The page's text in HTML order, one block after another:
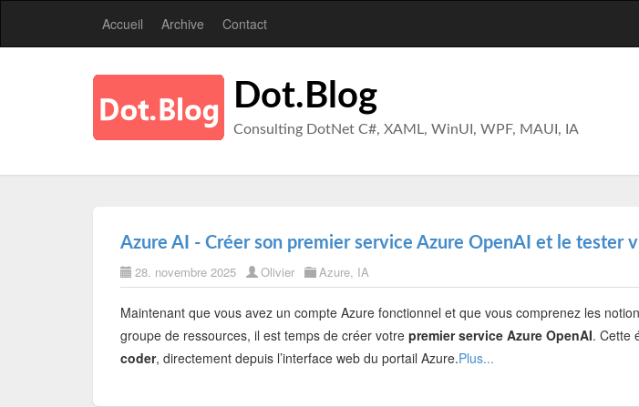
Accueil Archive Contact
Dot.Blog
Consulting DotNet C#, XAML, WinUI, WPF, MAUI, IA
Azure AI - Créer son premier service Azure OpenAI et le tester
28. novembre 2025 Olivier Azure, IA
Maintenant que vous avez un compte Azure fonctionnel et que vous comprenez les
groupe de ressources, il est temps de créer votre premier service Azure OpenAI. Cette
coder, directement depuis l’interface web du portail Azure.Plus...